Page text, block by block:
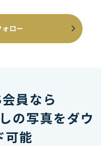
ロー
員なら
の写真をダウ
可能